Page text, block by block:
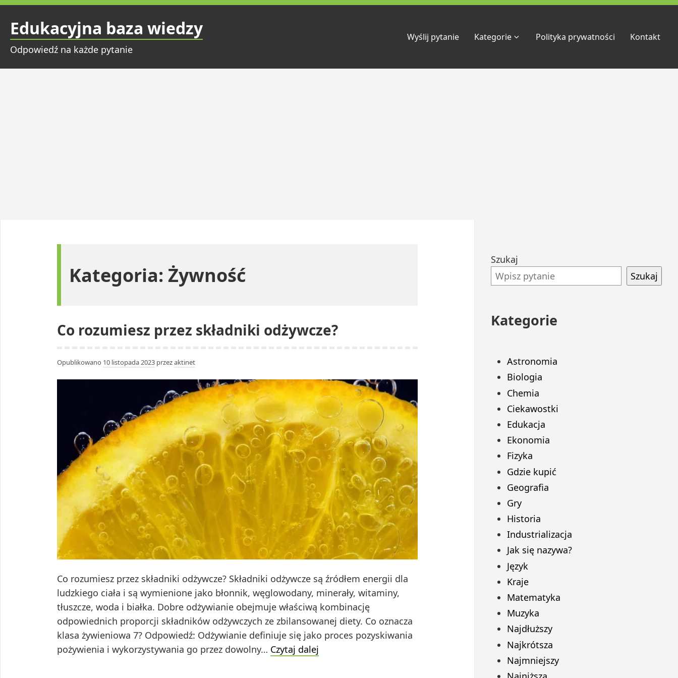
Przejdź
treściEdukacyjna baza wiedzy
Odpowiedź na każde pytanie
Wyślij pytanie Kategorie Polityka prywatności Kontakt
Kategoria: Żywność
Co rozumiesz przez składniki odżywcze?
Opublikowano 10 listopada 2023 przezaktinet
Co rozumiesz przez składniki odżywcze? Składniki odżywcze są źródłem energii dla
ludzkiego ciała i są wymienione jako błonnik, węglowodany, minerały, witaminy,
tłuszcze, woda i białka. Dobre odżywianie obejmuje właściwą kombinację
odpowiednich proporcji składników odżywczych ze zbilansowanej diety. Co oznacza
klasa żywieniowa 7? Odpowiedź: Odżywianie definiuje się jako proces pozyskiwania
pożywienia i wykorzystywania go przez dowolny… Czytaj dalej
Przejdź
do
stopki
Szukaj
Szukaj
Kategorie
Astronomia
Biologia
Chemia
Ciekawostki
Edukacja
Ekonomia
Fizyka
Gdzie kupić
Geografia
Gry
Historia
Industrializacja
Jak się nazywa?
Język
Kraje
Matematyka
Muzyka
Najdłuższy
Najkrótsza
Najmniejszy